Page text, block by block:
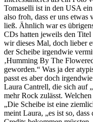
Tomaselli ist in den USA
also froh, dass er uns etwas
ließ. Ähnlich war es
CDs hatten jeweils den Titel
wir dieses Mal, doch lieber
der Scheibe irgendwie
‚Humming By The
geworden.“ Was ja der
passt es aber doch
Laura Cantrell, die sich auf
mehr Rock zulässt.
„Die Scheibe ist eine
meint Laura, „es ist so,